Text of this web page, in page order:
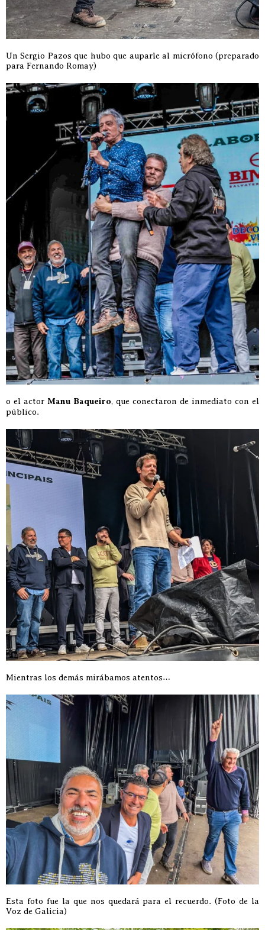
Un Sergio Pazos que hubo que auparle al micrófono (preparado
para Fernando Romay)
o el actor Manu Baqueiro, que conectaron de inmediato con el
público.
Mientras los demás mirábamos atentos…
Esta foto fue la que nos quedará para el recuerdo. (Foto de la
Voz de Galicia)